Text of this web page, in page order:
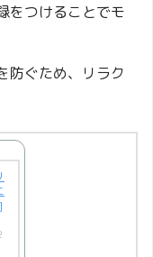
をつけることでモ
防ぐため、リラク